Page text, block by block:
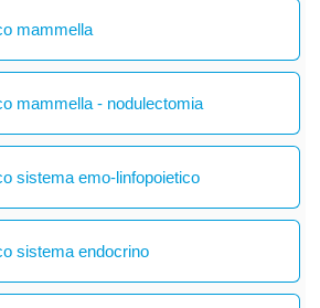
mammella
mammella - nodulectomia
sistema emo-linfopoietico
sistema endocrino